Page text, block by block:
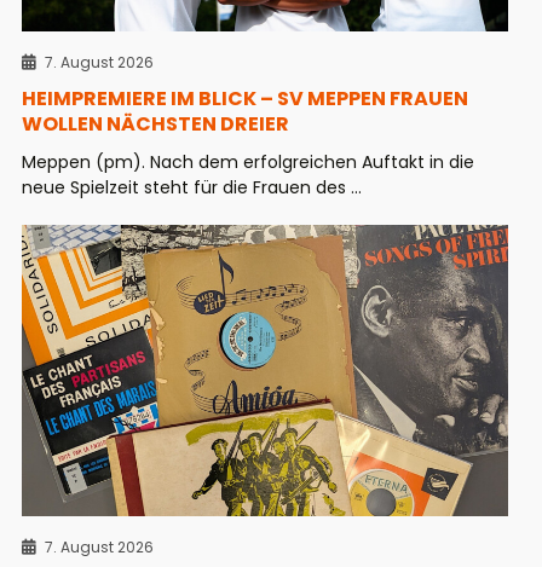
7. August 2026
HEIMPREMIERE IM BLICK – SV MEPPEN FRAUEN
WOLLEN NÄCHSTEN DREIER
Meppen (pm). Nach dem erfolgreichen Auftakt in die
neue Spielzeit steht für die Frauen des ...
7. August 2026